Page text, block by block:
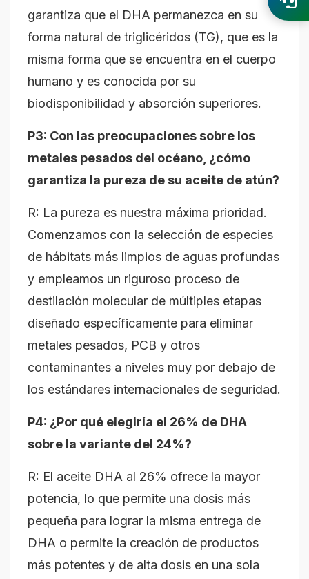
garantiza que el DHA permanezca en su
forma natural de triglicéridos (TG), que es la
misma forma que se encuentra en el cuerpo
humano y es conocida por su
biodisponibilidad y absorción superiores.
P3: Con las preocupaciones sobre los
metales pesados del océano, ¿cómo
garantiza la pureza de su aceite de atún?
R: La pureza es nuestra máxima prioridad.
Comenzamos con la selección de especies
de hábitats más limpios de aguas profundas
y empleamos un riguroso proceso de
destilación molecular de múltiples etapas
diseñado específicamente para eliminar
metales pesados, PCB y otros
contaminantes a niveles muy por debajo de
los estándares internacionales de seguridad.
P4: ¿Por qué elegiría el 26% de DHA
sobre la variante del 24%?
R: El aceite DHA al 26% ofrece la mayor
potencia, lo que permite una dosis más
pequeña para lograr la misma entrega de
DHA o permite la creación de productos
más potentes y de alta dosis en una sola